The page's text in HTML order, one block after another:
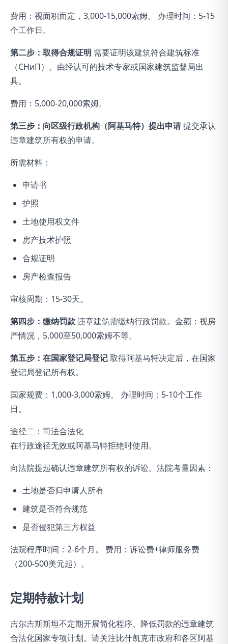
费用：视面积而定，3,000-15,000索姆。 办理时间：5-15
个工作日。
第二步：取得合规证明 需要证明该建筑符合建筑标准
（СНиП）。由经认可的技术专家或国家建筑监督局出
具。
费用：5,000-20,000索姆。
第三步：向区级行政机构（阿基马特）提出申请提交承认
违章建筑所有权的申请。
所需材料：
申请书
护照
土地使用权文件
房产技术护照
合规证明
房产检查报告
审核周期：15-30天。
第四步：缴纳罚款违章建筑需缴纳行政罚款。金额：视房
产情况，5,000至50,000索姆不等。
第五步：在国家登记局登记取得阿基马特决定后，在国家
登记局登记所有权。
国家规费：1,000-3,000索姆。 办理时间：5-10个工作
日。
途径二：司法合法化
在行政途径无效或阿基马特拒绝时使用。
向法院提起确认违章建筑所有权的诉讼。法院考量因素：
土地是否归申请人所有
建筑是否符合规范
是否侵犯第三方权益
法院程序时间：2-6个月。 费用：诉讼费+律师服务费
（200-500美元起）。
定期特赦计划
吉尔吉斯斯坦不定期开展简化程序、降低罚款的违章建筑
合法化国家专项计划。请关注比什凯克市政府和各区阿基